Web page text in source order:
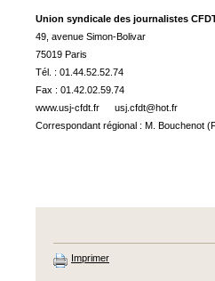
Union syndicale des journalistes
49, avenue Simon-Bolivar
75019 Paris
Tél. : 01.44.52.52.74
Fax : 01.42.02.59.74
www.usj-cfdt.fr usj.cfdt@hot.fr
Correspondant régional : M. Bouchenot
Imprimer